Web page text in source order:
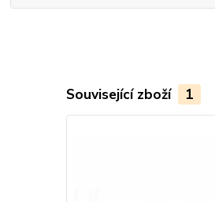
Související zboží 1